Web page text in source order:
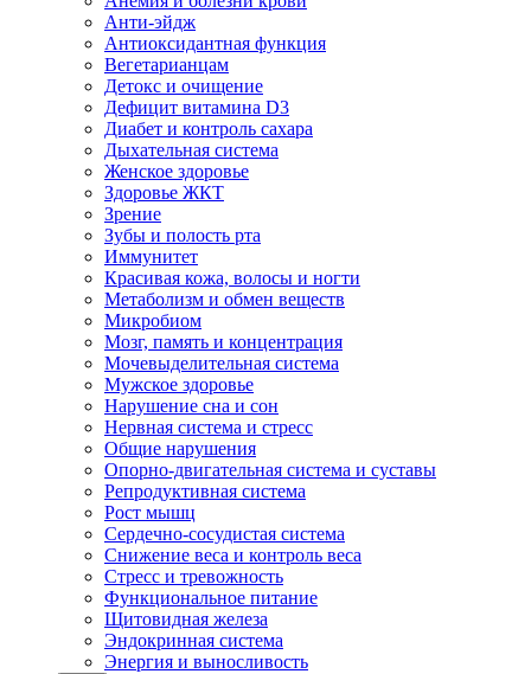
Анти-эйдж
Антиоксидантная функция
Вегетарианцам
Детокс и очищение
Дефицит витамина D3
Диабет и контроль сахара
Дыхательная система
Женское здоровье
Здоровье ЖКТ
Зрение
Зубы и полость рта
Иммунитет
Красивая кожа, волосы и ногти
Метаболизм и обмен веществ
Микробиом
Мозг, память и концентрация
Мочевыделительная система
Мужское здоровье
Нарушение сна и сон
Нервная система и стресс
Общие нарушения
Опорно-двигательная система и суставы
Репродуктивная система
Рост мышц
Сердечно-сосудистая система
Снижение веса и контроль веса
Стресс и тревожность
Функциональное питание
Щитовидная железа
Эндокринная система
Энергия и выносливость